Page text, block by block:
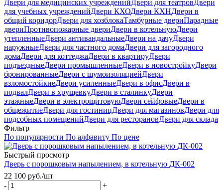
Двери для медицинских учрежденийДвери для театровДвери
для учебных учрежденийДвери КХОДвери КХНДвери в
общий коридорДвери для хозблокаТамбурные двериПарадные
двериПротивопожарные двериДвери в котельнуюДвери
утепленныеДвери антивандальныеДвери на дачуДвери
наружныеДвери для частного домаДвери для загородного
домаДвери для коттеджаДвери в квартируДвери
подъездныеДвери промышленныеДвери в новостройкуДвери
бронированныеДвери с шумоизоляциейДвери
взломостойкиеДвери усиленныеДвери в офисДвери в
подвалДвери в хрущевкуДвери в сталинкуДвери
этажныеДвери в электрощитовуюДвери сейфовыеДвери в
общежитиеДвери для гостиницДвери для магазиновДвери для
подсобных помещенийДвери для ресторановДвери для склада
Фильтр
По популярности По алфавиту По цене
Быстрый просмотр
Дверь с порошковым напылением, в котельную ДК-002
22 100 руб./шт
-
+